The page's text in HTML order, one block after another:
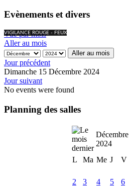
Evènements et divers
VIGILANCE ROUGE - FEUX
Vue par mois
Aller au mois
Aller au mois
Jour précédent
Dimanche 15 Décembre 2024
Jour suivant
No events were found
Planning des salles
Décembre
2024
L
Ma Me J V
2
3 4 5 6